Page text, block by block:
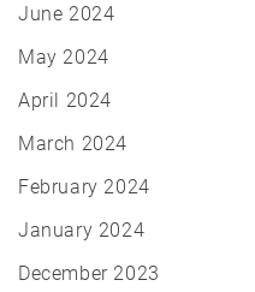
June 2024
May 2024
April 2024
March 2024
February 2024
January 2024
December 2023